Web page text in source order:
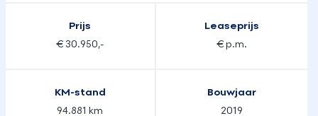
Prijs
€ 30.950,-
Leaseprijs
€ p.m.
KM-stand
94.881 km
Bouwjaar
2019